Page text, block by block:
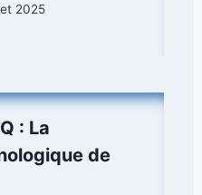
2025
: La
de